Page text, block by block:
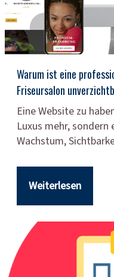
Warum ist eine
Friseursalon
Eine Website zu
Luxus mehr, sondern
Wachstum,
Weiterlesen